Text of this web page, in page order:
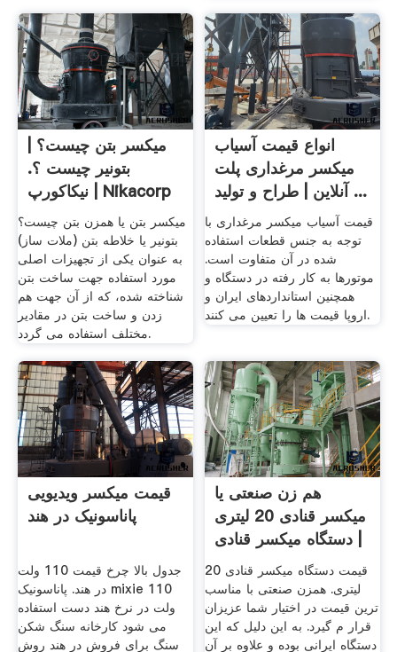
میکسر بتن چیست؟ |
بتونیر چیست ؟.
نیکاکورپ | Nikacorp
میکسر بتن یا همزن بتن چیست؟
بتونیر یا خلاطه بتن (ملات ساز)
به عنوان یکی از تجهیزات اصلی
مورد استفاده جهت ساخت بتن
شناخته شده، که از آن جهت هم
زدن و ساخت بتن در مقادیر
مختلف استفاده می گردد.
انواع قیمت آسیاب
میکسر مرغداری پلت
آنلاین | طراح و تولید ...
قیمت آسیاب میکسر مرغداری با
توجه به جنس قطعات استفاده
شده در آن متفاوت است.
موتورها به کار رفته در دستگاه و
همچنین استانداردهای ایران و
اروپا قیمت ها را تعیین می کنند.
قیمت میکسر ویدیویی
پاناسونیک در هند
جدول بالا چرخ قیمت 110 ولت
در هند. پاناسونیک mixie 110
ولت در نرخ هند دست استفاده
می شود کارخانه سنگ شکن
سنگ برای فروش در هند روش
هم زن صنعتی یا
میکسر قنادی 20 لیتری
| دستگاه میکسر قنادی
قیمت دستگاه میکسر قنادی 20
لیتری. همزن صنعتی با مناسب
ترین قیمت در اختیار شما عزیزان
قرار م گیرد. به این دلیل که این
دستگاه ایرانی بوده و علاوه بر آن